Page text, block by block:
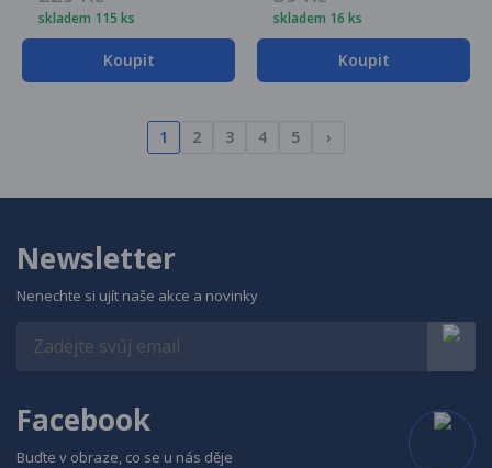
skladem 115 ks
Koupit
skladem 16 ks
Koupit
1 2 3 4 5 ›
Newsletter
Nenechte si ujít naše akce a novinky
Facebook
Buďte v obraze, co se u nás děje